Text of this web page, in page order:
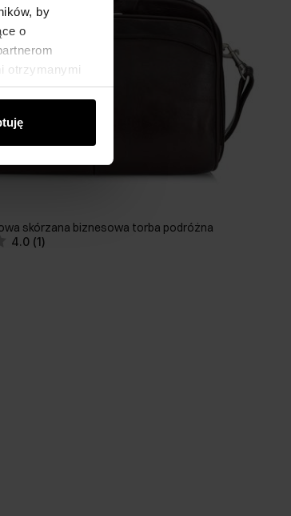
by
o
otrzymanymi
skórzana biznesowa torba podróżna
4.0 (1)